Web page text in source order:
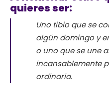
quieres ser:
Uno tibio que se
algún domingo y
o uno que se une
incansablemente
ordinaria.